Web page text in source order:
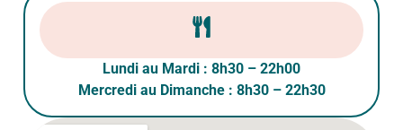
Lundi au Mardi : 8h30 – 22h00
Mercredi au Dimanche : 8h30 – 22h30